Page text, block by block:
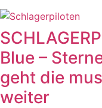
Blue –
geht die
weiter